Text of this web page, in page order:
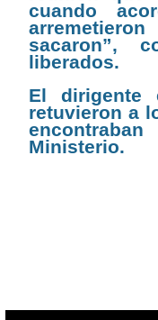
cuando
sacaron”,
liberados.
El dirigente
retuvieron a
Ministerio.